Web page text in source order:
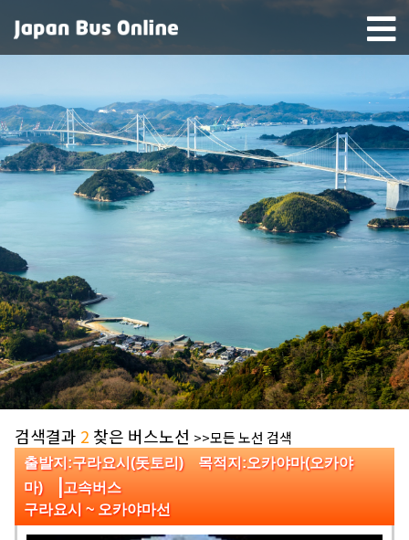
검색결과 2 찾은 버스노선 >>모든 노선 검색
출발지:구라요시(돗토리) 목적지:오카야마(오카야
마) |고속버스
구라요시 ~ 오카야마선